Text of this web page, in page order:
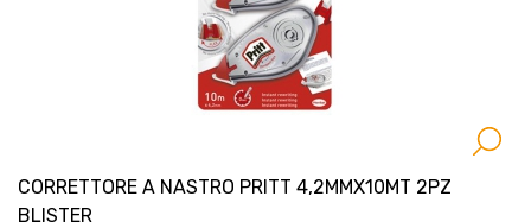
CORRETTORE A NASTRO PRITT 4,2MMX10MT 2PZ
BLISTER